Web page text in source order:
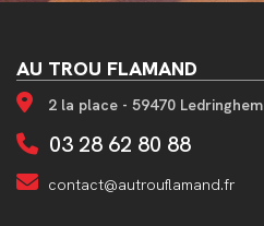
AU TROU FLAMAND
2 la place - 59470 Ledringhem
03 28 62 80 88
contact@autrouflamand.fr